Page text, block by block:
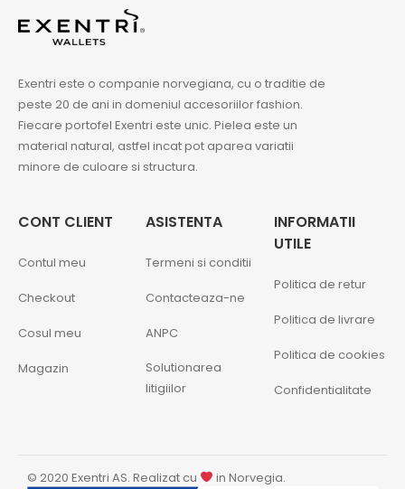
Exentri este o companie norvegiana, cu o traditie de
peste 20 de ani in domeniul accesoriilor fashion.
Fiecare portofel Exentri este unic. Pielea este un
material natural, astfel incat pot aparea variatii
minore de culoare si structura.
CONT CLIENT
Contul meu
Checkout
Cosul meu
Magazin
ASISTENTA
Termeni si conditii
Contacteaza-ne
ANPC
Solutionarea
litigiilor
INFORMATII
UTILE
Politica de retur
Politica de livrare
Politica de cookies
Confidentialitate
© 2020 Exentri AS. Realizat cu in Norvegia.